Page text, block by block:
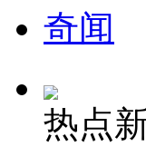
司机酒驾遇交
奇闻
热点